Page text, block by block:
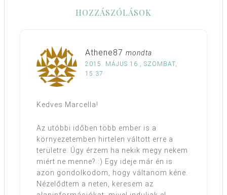
HOZZÁSZÓLÁSOK
Athene87 mondta
2015. MÁJUS 16., SZOMBAT,
15:37
Kedves Marcella!
Az utóbbi időben több ember is a
környezetemben hirtelen váltott erre a
területre. Úgy érzem ha nekik megy nekem
miért ne menne? :) Egy ideje már én is
azon gondolkodom, hogy váltanom kéne.
Nézelődtem a neten, keresem az